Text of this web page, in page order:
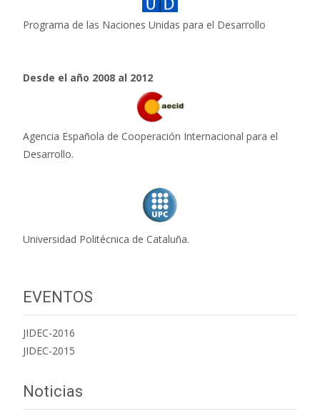
Programa de las Naciones Unidas para el Desarrollo
Desde el año 2008 al 2012
Agencia Española de Cooperación Internacional para el
Desarrollo.
Universidad Politécnica de Cataluña.
EVENTOS
JIDEC-2016
JIDEC-2015
Noticias